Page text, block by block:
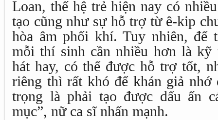
Loan, thế hệ trẻ hiện nay có
tạo cũng như sự hỗ trợ từ ê-kip
hòa âm phối khí. Tuy nhiên, để
mỗi thí sinh cần nhiều hơn là kỹ
hát hay, có thể được hỗ trợ tốt,
riêng thì rất khó để khán giả nhớ
trọng là phải tạo được dấu ấn
mục”, nữ ca sĩ nhấn mạnh.